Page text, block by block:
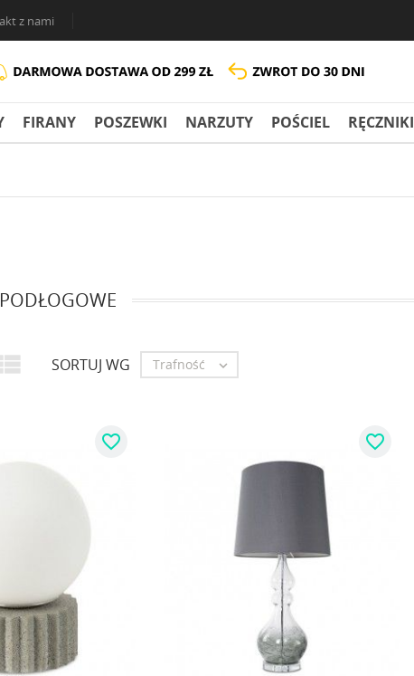
z nami
FIRANY POSZEWKI NARZUTY POŚCIEL RĘCZNIKI
SORTUJ WG Trafność 
favorite_border favorite_border